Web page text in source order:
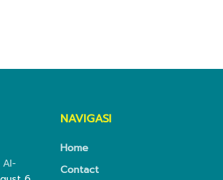
Al-
NAVIGASI
Home
Contact